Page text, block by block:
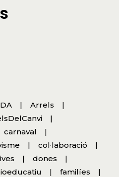
Arrels
carnaval
col·laboració
dones
familíes